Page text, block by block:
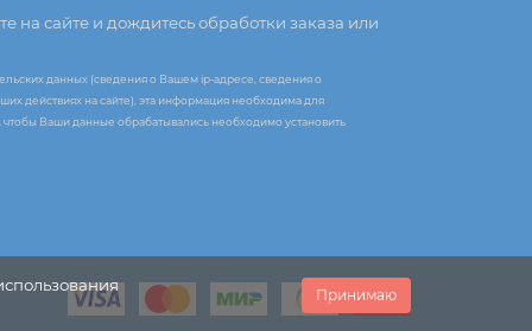
Принимаю
на сайте и дождитесь обработки заказа или
данных (сведения о Вашем ip-адресе, сведения о
действиях на сайте), эта информация необходима для
чтобы Ваши данные обрабатывались необходимо установить